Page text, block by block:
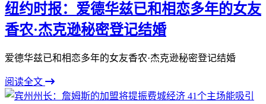
纽约时报：爱德华兹已和相恋多年的女友
香农·杰克逊秘密登记结婚
爱德华兹已和相恋多年的女友香农·杰克逊秘密登记结婚
阅读全文